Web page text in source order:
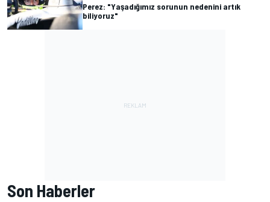
Perez: "Yaşadığımız sorunun nedenini artık
biliyoruz"
Son Haberler